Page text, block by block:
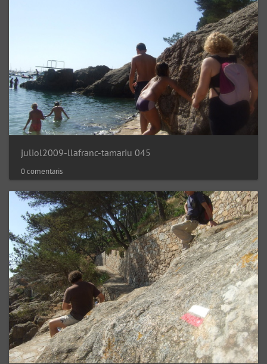
juliol2009-llafranc-tamariu 045
0 comentaris